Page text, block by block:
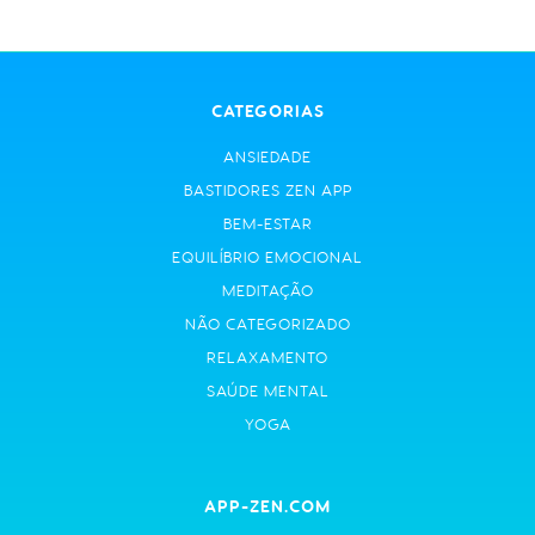
CATEGORIAS
ANSIEDADE
BASTIDORES ZEN APP
BEM-ESTAR
EQUILÍBRIO EMOCIONAL
MEDITAÇÃO
NÃO CATEGORIZADO
RELAXAMENTO
SAÚDE MENTAL
YOGA
APP-ZEN.COM